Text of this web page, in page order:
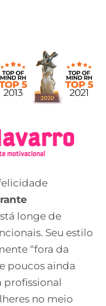
longe de
Seu estilo
“fora da
poucos ainda
no meio